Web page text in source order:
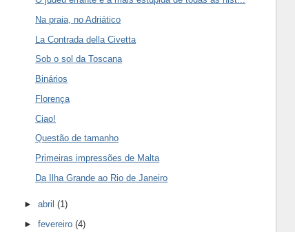
Na praia, no Adriático
La Contrada della Civetta
Sob o sol da Toscana
Binários
Florença
Ciao!
Questão de tamanho
Primeiras impressões de Malta
Da Ilha Grande ao Rio de Janeiro
►abril(1)
►fevereiro(4)